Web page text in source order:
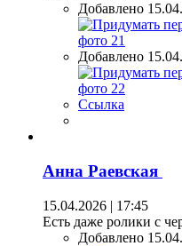
Добавлено
Добавлено
Ссылка
Анна Раевская
15.04.2026 | 17:45
Есть даже ролики с
Добавлено